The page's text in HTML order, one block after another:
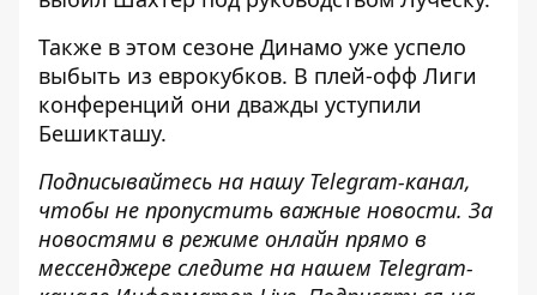
Также в этом сезоне Динамо уже успело
выбыть из еврокубков. В плей-офф Лиги
конференций они дважды уступили
Бешикташу.
Подписывайтесь на нашу Telegram-канал,
чтобы не пропустить важные новости. За
новостями в режиме онлайн прямо в
мессенджере следите на нашем Telegram-